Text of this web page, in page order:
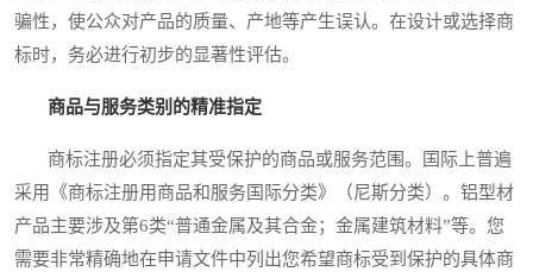
骗性，使公众对产品的质量、产地等产生误认。在设计或选择商
标时，务必进行初步的显著性评估。
商品与服务类别的精准指定
商标注册必须指定其受保护的商品或服务范围。国际上普遍
采用《商标注册用商品和服务国际分类》（尼斯分类）。铝型材
产品主要涉及第6类“普通金属及其合金；金属建筑材料”等。您
需要非常精确地在申请文件中列出您希望商标受到保护的具体商